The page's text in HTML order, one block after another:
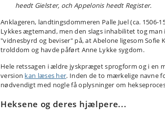
heedt Gielster, och Appelonis heedt Register.
Anklageren, landtingsdommeren Palle Juel (ca. 1506-
Lykkes ægtemand, men den slags inhabilitet tog
"vidnesbyrd og beviser" på, at Abelone ligesom
trolddom og havde påført Anne Lykke sygdom.
Hele retssagen i ældre jyskpræget sprogform og i en
version kan læses her. Inden de to mærkelige navne
nødvendigt med nogle få oplysninger om
Heksene og deres hjælpere...